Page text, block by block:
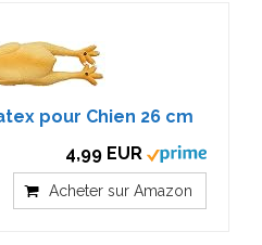
pour Chien 26 cm
4,99 EUR
Acheter sur Amazon